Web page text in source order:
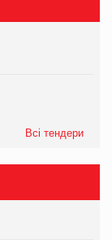
Всі тендери